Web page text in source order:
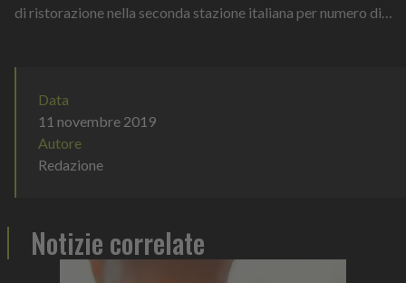
di ristorazione nella seconda stazione italiana per numero di
Data
11 novembre 2019
Autore
Redazione
Notizie correlate